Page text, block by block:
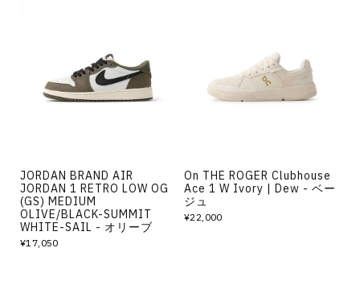
JORDAN BRAND AIR
JORDAN 1 RETRO LOW OG
(GS) MEDIUM
OLIVE/BLACK-SUMMIT
WHITE-SAIL - オリーブ
¥17,050
On THE ROGER Clubhouse
Ace 1 W Ivory | Dew - ベー
ジュ
¥22,000